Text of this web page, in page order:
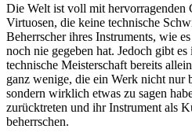
Die Welt ist voll mit hervorragenden
Virtuosen, die keine technische
Beherrscher ihres Instruments, wie
noch nie gegeben hat. Jedoch gibt
technische Meisterschaft bereits
ganz wenige, die ein Werk nicht nur
sondern wirklich etwas zu sagen
zurücktreten und ihr Instrument als
beherrschen.